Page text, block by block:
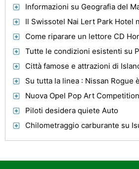
Informazioni su Geografia del
Tutte le condizioni esistenti su
Città famose e attrazioni di
Su tutta la linea : Nissan Rogue
Nuova Opel Pop Art
Piloti desidera quiete Auto
Chilometraggio carburante su